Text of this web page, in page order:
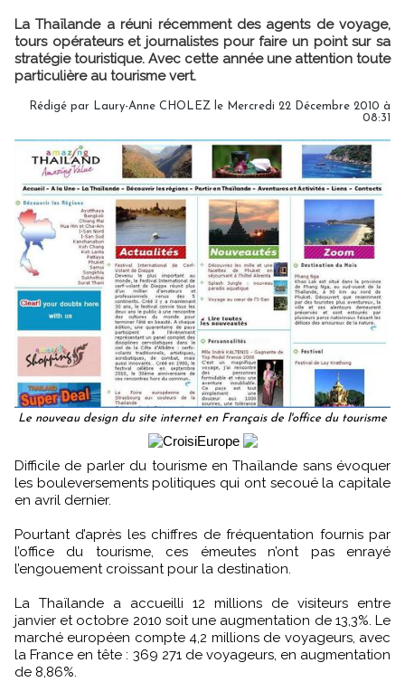
La Thaïlande a réuni récemment des agents de voyage,
tours opérateurs et journalistes pour faire un point sur sa
stratégie touristique. Avec cette année une attention toute
particulière au tourisme vert.
Rédigé par Laury-Anne CHOLEZ le Mercredi 22 Décembre 2010 à
08:31
Le nouveau design du site internet en Français de l'office du tourisme
Difficile de parler du tourisme en Thaïlande sans évoquer
les bouleversements politiques qui ont secoué la capitale
en avril dernier.
Pourtant d’après les chiffres de fréquentation fournis par
l’office du tourisme, ces émeutes n’ont pas enrayé
l’engouement croissant pour la destination.
La Thaïlande a accueilli 12 millions de visiteurs entre
janvier et octobre 2010 soit une augmentation de 13,3%. Le
marché européen compte 4,2 millions de voyageurs, avec
la France en tête : 369 271 de voyageurs, en augmentation
de 8,86%.